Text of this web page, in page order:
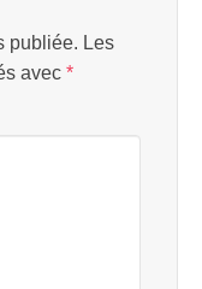
publiée. Les
avec *